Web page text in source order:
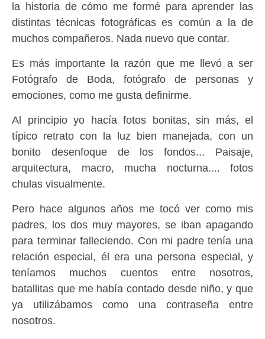
la historia de cómo me formé para aprender las
distintas técnicas fotográficas es común a la de
muchos compañeros. Nada nuevo que contar.
Es más importante la razón que me llevó a ser
Fotógrafo de Boda, fotógrafo de personas y
emociones, como me gusta definirme.
Al principio yo hacía fotos bonitas, sin más, el
típico retrato con la luz bien manejada, con un
bonito desenfoque de los fondos... Paisaje,
arquitectura, macro, mucha nocturna.... fotos
chulas visualmente.
Pero hace algunos años me tocó ver como mis
padres, los dos muy mayores, se iban apagando
para terminar falleciendo. Con mi padre tenía una
relación especial, él era una persona especial, y
teníamos muchos cuentos entre nosotros,
batallitas que me había contado desde niño, y que
ya utilizábamos como una contraseña entre
nosotros.